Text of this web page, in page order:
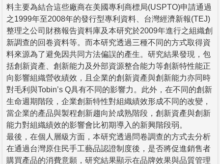
料主要為結合這些廠商在美國專利商標局(USPTO)申請通過
之1999年至2008年的發行型專利資料、台灣經濟新報(TEJ)
整理之公司財務報告資料庫及本研究於2009年進行之組織創
新調查的回卷資料等。而本研究透過三種不同的方式取得資
料來源為了避免因共同方法偏誤的產生。研究結果發現，包
括創新資產、創新能力及外部資源整合能力等創新特性能正
向影響組織營收績效，且企業的創新資產與創新能力亦同時
對毛利與Tobin’s Q具有不同的影響力。此外，在不同的創新
生命週期階段，企業創新特性對組織績效形成不同的改變，
當企業的產品與製程創新趨向於成熟階段，創新資產與創新
能力對組織績效的影響會比初期導入的新興階段弱。
最後，在個人層級方面，本研究透過問卷調查的方式去分析
在通過台灣原住民手工藝品認證制度後，是否將促進銷售者
購買產品的消費意願，研究結果顯示在品牌效果與品質管理